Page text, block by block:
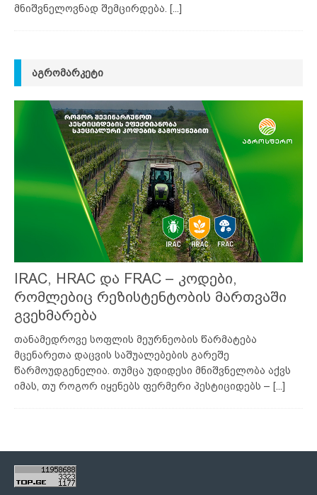
მნიშვნელოვნად შემცირდება.
[...]
ᲐᲒᲠᲝᲛᲐᲠᲙᲔᲢᲘ
IRAC, HRAC და FRAC – კოდები,
რომლებიც რეზისტენტობის მართვაში
გვეხმარება
თანამედროვე სოფლის მეურნეობის წარმატება
მცენარეთა დაცვის საშუალებების გარეშე
წარმოუდგენელია. თუმცა უდიდესი მნიშვნელობა აქვს
იმას, თუ როგორ იყენებს ფერმერი პესტიციდებს – [...]